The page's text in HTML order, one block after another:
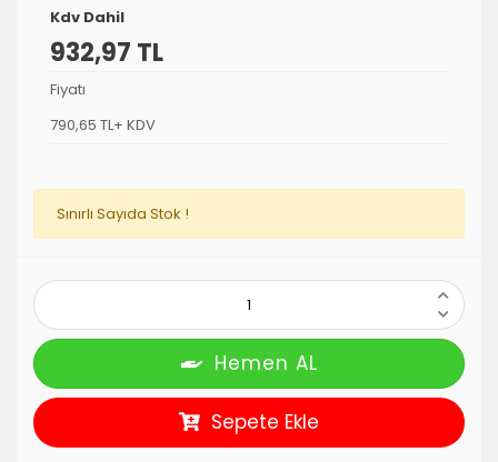
Kdv Dahil
932,97 TL
Fiyatı
790,65 TL+ KDV
Sınırlı Sayıda Stok !
Hemen AL
Sepete Ekle